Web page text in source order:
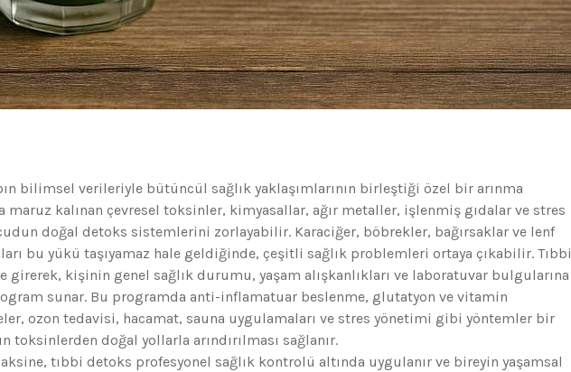
bilimsel verileriyle bütüncül sağlık yaklaşımlarının birleştiği özel bir arınma
maruz kalınan çevresel toksinler, kimyasallar, ağır metaller, işlenmiş gıdalar ve stres
doğal detoks sistemlerini zorlayabilir. Karaciğer, böbrekler, bağırsaklar ve lenf
bu yükü taşıyamaz hale geldiğinde, çeşitli sağlık problemleri ortaya çıkabilir. Tıbbi
girerek, kişinin genel sağlık durumu, yaşam alışkanlıkları ve laboratuvar bulgularına
sunar. Bu programda anti-inflamatuar beslenme, glutatyon ve vitamin
ozon tedavisi, hacamat, sauna uygulamaları ve stres yönetimi gibi yöntemler bir
toksinlerden doğal yollarla arındırılması sağlanır.
tıbbi detoks profesyonel sağlık kontrolü altında uygulanır ve bireyin yaşamsal